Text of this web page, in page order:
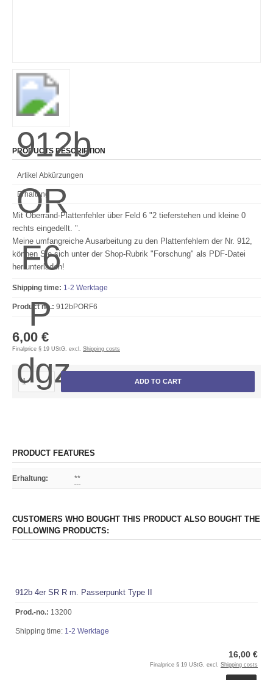
PRODUCTS DESCRIPTION
Artikel Abkürzungen
Erhaltung
Mit Oberrand-Plattenfehler über Feld 6 "2 tieferstehen und kleine 0
rechts eingedellt. ".
Meine umfangreiche Ausarbeitung zu den Plattenfehlern der Nr. 912,
können Sie sich unter der Shop-Rubrik "Forschung" als PDF-Datei
herrunterladen!
Shipping time: 1-2 Werktage
Product no.: 912bPORF6
6,00 €
Finalprice § 19 UStG. excl. Shipping costs
ADD TO CART
PRODUCT FEATURES
Erhaltung: **
CUSTOMERS WHO BOUGHT THIS PRODUCT ALSO BOUGHT THE
FOLLOWING PRODUCTS:
912b 4er SR R m. Passerpunkt Type II
Prod.-no.: 13200
Shipping time: 1-2 Werktage
16,00 €
Finalprice § 19 UStG. excl. Shipping costs